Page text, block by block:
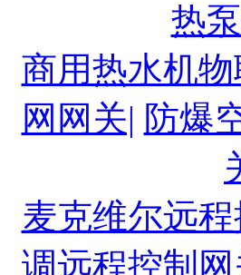
热
商用热水机
网网关| 防爆
麦克维尔远
调远程控制网